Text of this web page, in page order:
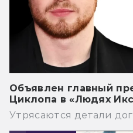
Объявлен главный
Циклопа в «Людях
Утрясаются детали